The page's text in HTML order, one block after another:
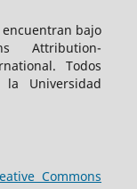
bajo
Attribution-
Todos
Universidad
Commons